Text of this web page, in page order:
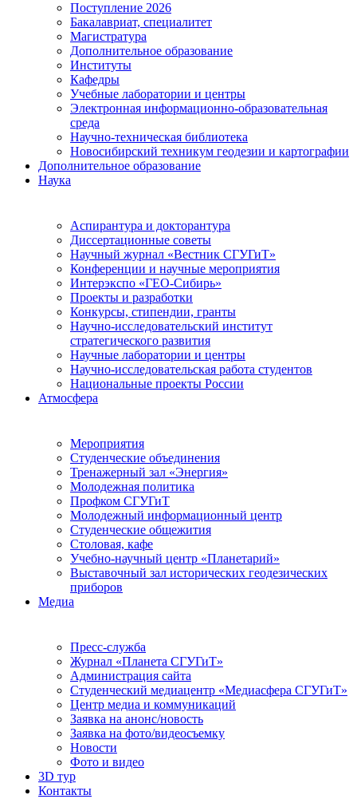
Поступление 2026
Бакалавриат, специалитет
Магистратура
Дополнительное образование
Институты
Кафедры
Учебные лаборатории и центры
Электронная информационно-образовательная
среда
Научно-техническая библиотека
Новосибирский техникум геодезии и картографии
Дополнительное образование
Наука
Аспирантура и докторантура
Диссертационные советы
Научный журнал «Вестник СГУГиТ»
Конференции и научные мероприятия
Интерэкспо «ГЕО-Сибирь»
Проекты и разработки
Конкурсы, стипендии, гранты
Научно-исследовательский институт
стратегического развития
Научные лаборатории и центры
Научно-исследовательская работа студентов
Национальные проекты России
Атмосфера
Мероприятия
Студенческие объединения
Тренажерный зал «Энергия»
Молодежная политика
Профком СГУГиТ
Молодежный информационный центр
Студенческие общежития
Столовая, кафе
Учебно-научный центр «Планетарий»
Выставочный зал исторических геодезических
приборов
Медиа
Пресс-служба
Журнал «Планета СГУГиТ»
Администрация сайта
Студенческий медиацентр «Медиасфера СГУГиТ»
Центр медиа и коммуникаций
Заявка на анонс/новость
Заявка на фото/видеосъемку
Новости
Фото и видео
3D тур
Контакты